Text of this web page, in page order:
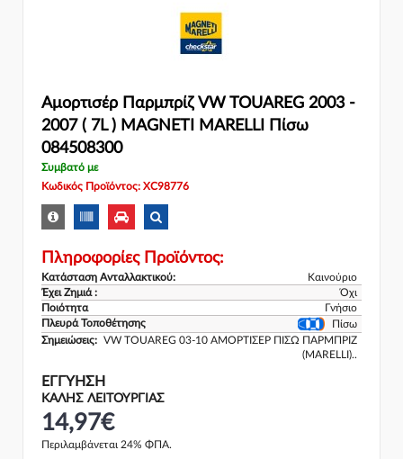
Αμορτισέρ Παρμπρίζ VW TOUAREG 2003 -
2007 ( 7L ) MAGNETI MARELLI Πίσω
084508300
Συμβατό με
Κωδικός Προϊόντος: XC98776
Πληροφορίες Προϊόντος:
Κατάσταση Ανταλλακτικού:
Καινούριο
Έχει Ζημιά :
Όχι
Ποιότητα
Γνήσιο
Πλευρά Τοποθέτησης
Πίσω
Σημειώσεις: VW TOUAREG 03-10 ΑΜΟΡΤΙΣΕΡ ΠΙΣΩ ΠΑΡΜΠΡΙΖ
(MARELLI)..
ΕΓΓΎΗΣΗ
ΚΑΛΗΣ ΛΕΙΤΟΥΡΓΙΑΣ
14,97€
Περιλαμβάνεται 24% ΦΠΑ.